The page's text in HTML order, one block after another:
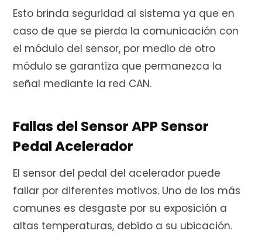
Esto brinda seguridad al sistema ya que en
caso de que se pierda la comunicación con
el módulo del sensor, por medio de otro
módulo se garantiza que permanezca la
señal mediante la red CAN.
Fallas del Sensor APP Sensor
Pedal Acelerador
El sensor del pedal del acelerador puede
fallar por diferentes motivos. Uno de los más
comunes es desgaste por su exposición a
altas temperaturas, debido a su ubicación.